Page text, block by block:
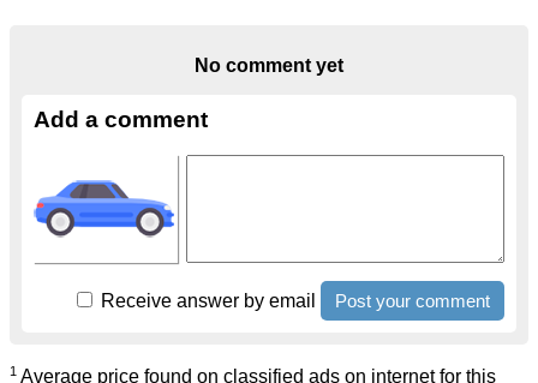
No comment yet
Add a comment
Receive answer by email
1 Average price found on classified ads on internet for this